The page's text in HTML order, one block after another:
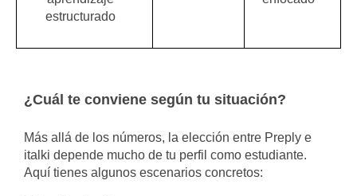
estructurado
¿Cuál te conviene según tu situación?
Más allá de los números, la elección entre Preply e
italki depende mucho de tu perfil como estudiante.
Aquí tienes algunos escenarios concretos: